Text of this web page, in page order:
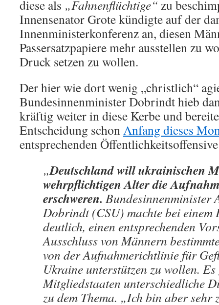
diese als „Fahnenflüchtige“ zu
Innensenator Grote kündigte auf der
Innenministerkonferenz an, diesen
Passersatzpapiere mehr ausstellen zu
Druck setzen zu wollen.
Der hier wie dort wenig „christlich“
Bundesinnenminister Dobrindt hieb
kräftig weiter in diese Kerbe und
Entscheidung schonAnfang dieses
entsprechenden
„Deutschland will ukrainischen
wehrpflichtigen Alter die
erschweren. Bundesinnenminister
Dobrindt (CSU) machte bei einem
deutlich, einen entsprechenden
Ausschluss von Männern
von der Aufnahmerichtlinie für
Ukraine unterstützen zu wollen. Es
Mitgliedstaaten unterschiedliche
zu dem Thema. „Ich bin aber sehr